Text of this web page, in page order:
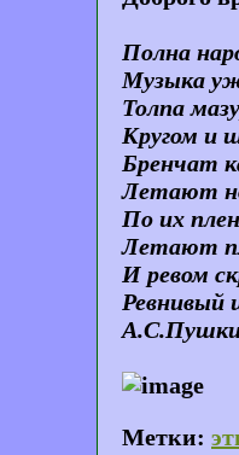
Полна
Музыка
Толпа
Кругом и
Бренчат
Летают
По их
Летают
И ревом
Метки: